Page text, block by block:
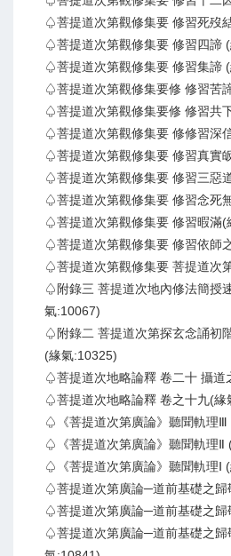
♤菩提道次第觀修集要 修習死歿
♤菩提道次第觀修集要 修習四諦
♤菩提道次第觀修集要 修習集諦
♤菩提道次第觀修集要修 修習苦
♤菩提道次第觀修集要修 修習共
♤菩提道次第觀修集要 修修習深
♤菩提道次第觀修集要 修習真實
♤菩提道次第觀修集要 修習三惡
♤菩提道次第觀修集要 修習念死
♤菩提道次第觀修集要 修習暇滿(
♤菩提道次第觀修集要 修習依師
♤菩提道次第觀修集要 菩提道次
♤附錄三 菩提道次地內修法簡授
氣:10067)
♤附錄二 菩提道次第探玄念誦初
(緣氣:10325)
♤菩提道次地略論釋 卷二十 攝道
♤菩提道次地略論釋 卷之十九(緣
♤《菩提道次第廣論》聽聞軌理Ⅲ
♤《菩提道次第廣論》聽聞軌理Ⅱ
♤《菩提道次第廣論》聽聞軌理Ⅰ
♤菩提道次第廣論─道前基礎之歸
♤菩提道次第廣論─道前基礎之歸
♤菩提道次第廣論─道前基礎之歸